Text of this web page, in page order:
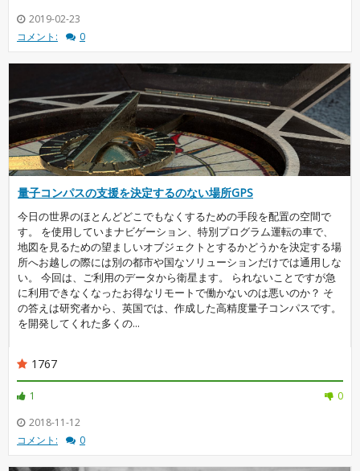
2019-02-23
コメント:
0
量子コンパスの支援を決定するのない場所GPS
今日の世界のほとんどどこでもなくするための手段を配置の空間で
す。 を使用していまナビゲーション、特別プログラム運転の車で、
地図を見るための望ましいオブジェクトとするかどうかを決定する場
所へお越しの際には別の都市や国なソリューションだけでは通用しな
い。 今回は、ご利用のデータから衛星ます。 られないことですが急
に利用できなくなったお得なリモートで働かないのは悪いのか？ そ
の答えは研究者から、英国では、作成した高精度量子コンパスです。
を開発してくれた多くの...
1767
1
0
2018-11-12
コメント:
0